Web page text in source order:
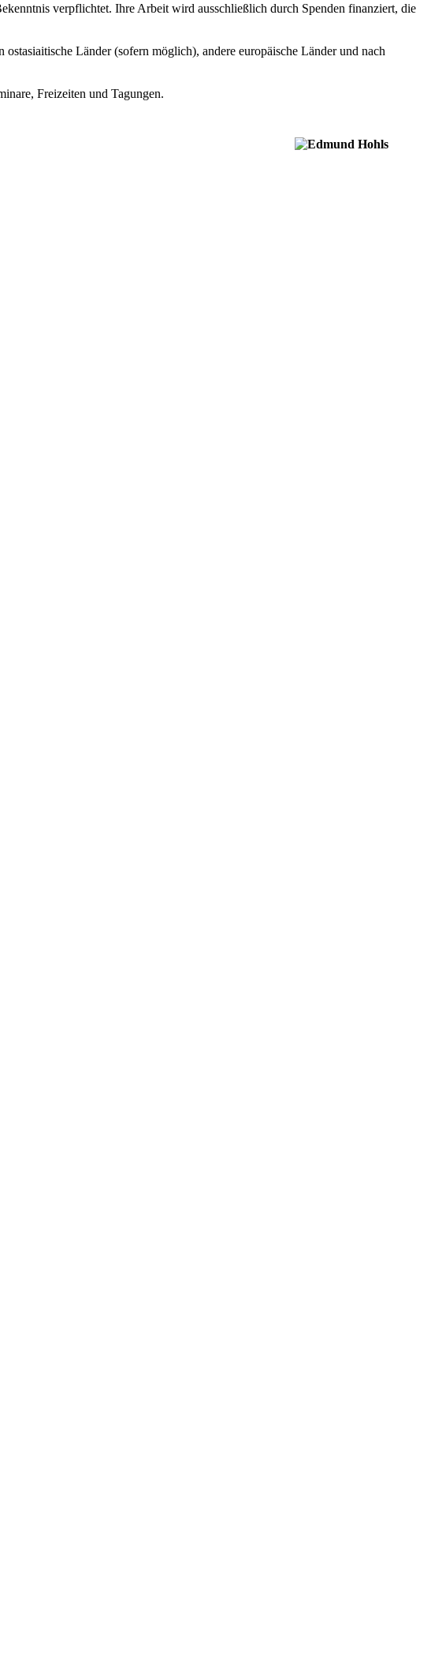
verpflichtet. Ihre Arbeit wird ausschließlich durch Spenden finanziert, die
Länder (sofern möglich), andere europäische Länder und nach
Freizeiten und Tagungen.